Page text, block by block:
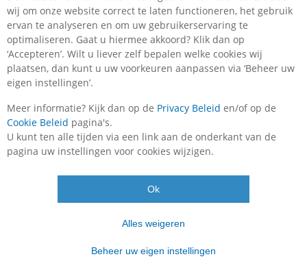
Stedentrip Luxemburg 4 dagen
DUITSLAND, LUXEMBURG 4 DAGEN
vanaf € 199,-
wij om onze website correct te laten functioneren, het gebruik
ervan te analyseren en om uw gebruikerservaring te
optimaliseren. Gaat u hiermee akkoord? Klik dan op
‘Accepteren’. Wilt u liever zelf bepalen welke cookies wij
plaatsen, dan kunt u uw voorkeuren aanpassen via ‘Beheer uw
eigen instellingen’.
Meer informatie? Kijk dan op de Privacy Beleid en/of op de
Cookie Beleid pagina's.
U kunt ten alle tijden via een link aan de onderkant van de
pagina uw instellingen voor cookies wijzigen.
Beheer uw eigen instellingen
Alles weigeren
Ok